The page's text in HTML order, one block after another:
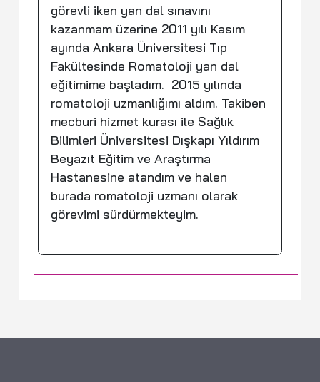
görevli iken yan dal sınavını
kazanmam üzerine 2011 yılı Kasım
ayında Ankara Üniversitesi Tıp
Fakültesinde Romatoloji yan dal
eğitimime başladım. 2015 yılında
romatoloji uzmanlığımı aldım. Takiben
mecburi hizmet kurası ile Sağlık
Bilimleri Üniversitesi Dışkapı Yıldırım
Beyazıt Eğitim ve Araştırma
Hastanesine atandım ve halen
burada romatoloji uzmanı olarak
görevimi sürdürmekteyim.